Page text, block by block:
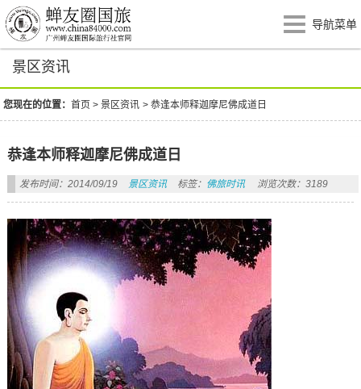
导航菜单
景区资讯
您现在的位置：首页 >景区资讯 >恭逢本师释迦摩尼佛成道日
恭逢本师释迦摩尼佛成道日
发布时间：2014/09/19 景区资讯 标签： 佛旅时讯 浏览次数：3189